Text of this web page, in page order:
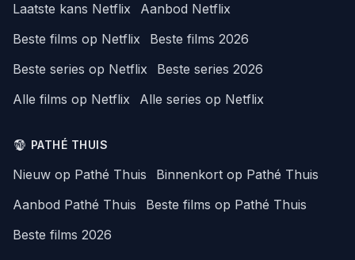
Laatste kans Netflix
Aanbod Netflix
Beste films op Netflix
Beste films 2026
Beste series op Netflix
Beste series 2026
Alle films op Netflix
Alle series op Netflix
PATHÉ THUIS
Nieuw op Pathé Thuis
Binnenkort op Pathé Thuis
Aanbod Pathé Thuis
Beste films op Pathé Thuis
Beste films 2026